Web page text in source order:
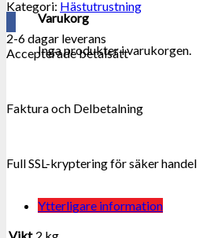
Varukorg
Inga produkter i varukorgen.
Kategori: Hästutrustning
2-6 dagar leverans
Accepterade betalsätt
Faktura och Delbetalning
Full SSL-kryptering för säker handel
Ytterligare information